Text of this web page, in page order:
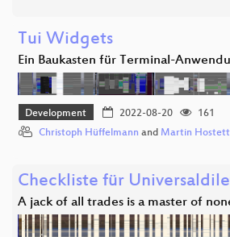
Tui Widgets
Ein Baukasten für Terminal-
Development 2022-08-20
161
Christoph Hüffelmann and Martin
Checkliste für
A jack of all trades is a master of